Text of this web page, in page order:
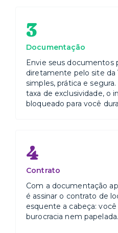
3
Documentação
Envie seus documentos
diretamente pelo site da
simples, prática e
taxa de exclusividade, o
bloqueado para você
4
Contrato
Com a documentação
é assinar o contrato de
esquente a cabeça:
burocracia nem papelada.